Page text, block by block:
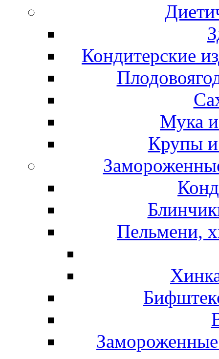
Кондитерские
Мука
Крупы и
Пельмени,